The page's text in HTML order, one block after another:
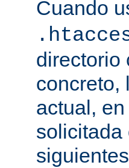
Cuando
directorio
concreto,
actual,
solicitada